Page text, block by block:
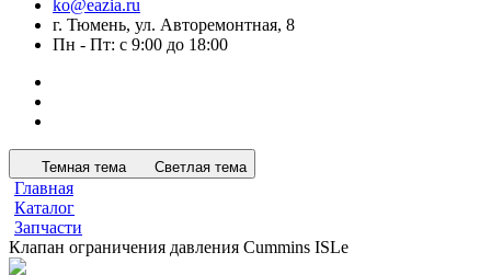
ko@eazia.ru
г. Тюмень, ул. Авторемонтная, 8
Пн - Пт: с 9:00 до 18:00
Темная тема Светлая тема
Главная
Каталог
Запчасти
Клапан ограничения давления Cummins ISLe